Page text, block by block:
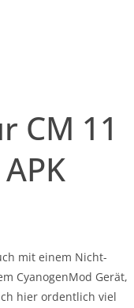
CM 11
mit einem Nicht-
CyanogenMod Gerät,
hier ordentlich viel